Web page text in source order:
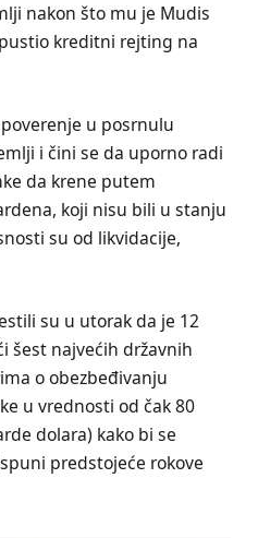
nakon što mu je Mudis
kreditni rejting na
u posrnulu
i čini se da uporno radi
da krene putem
koji nisu bili u stanju
su od likvidacije,
su u utorak da je 12
šest najvećih državnih
o obezbeđivanju
u vrednosti od čak 80
dolara) kako bi se
predstojeće rokove